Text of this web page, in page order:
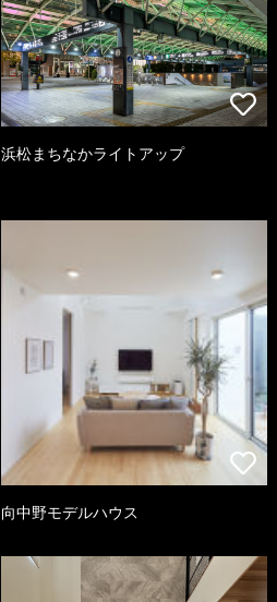
浜松まちなかライトアップ
向中野モデルハウス